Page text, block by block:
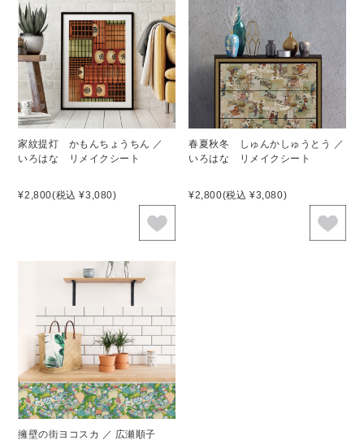
家紋提灯 かもんちょうちん ／
いろはな リメイクシート
¥2,800(税込 ¥3,080)
春夏秋冬 しゅんかしゅうとう ／
いろはな リメイクシート
¥2,800(税込 ¥3,080)
擁壁の街ヨコスカ ／ 広瀬順子